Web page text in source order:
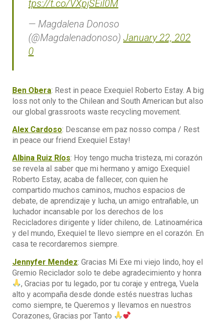
tps://t.co/VXpjSEiI0M
— Magdalena Donoso
(@Magdalenadonoso) January 22, 202
0
Ben Obera: Rest in peace Exequiel Roberto Estay. A big
loss not only to the Chilean and South American but also
our global grassroots waste recycling movement.
Alex Cardoso: Descanse em paz nosso compa / Rest
in peace our friend Exequiel Estay!
Albina Ruiz Ríos: Hoy tengo mucha tristeza, mi corazón
se revela al saber que mi hermano y amigo Exequiel
Roberto Estay, acaba de fallecer, con quien he
compartido muchos caminos, muchos espacios de
debate, de aprendizaje y lucha, un amigo entrañable, un
luchador incansable por los derechos de los
Recicladores dirigente y líder chileno, de. Latinoamérica
y del mundo, Exequiel te llevo siempre en el corazón. En
casa te recordaremos siempre.
Jennyfer Mendez: Gracias Mi Exe mi viejo lindo, hoy el
Gremio Reciclador solo te debe agradecimiento y honra
, Gracias por tu legado, por tu coraje y entrega, Vuela
alto y acompaña desde donde estés nuestras luchas
como siempre, te Queremos y llevamos en nuestros
Corazones, Gracias por Tanto